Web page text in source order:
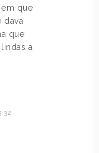
em que
dava
que
a